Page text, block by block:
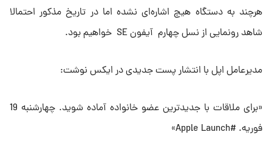
هرچند به دستگاه هیچ اشاره‌ای نشده اما در تاریخ مذکور احتمالا
شاهد رونمایی از نسل چهارم آیفون SE خواهیم بود.
مدیرعامل اپل با انتشار پست جدیدی در ایکس نوشت:
«برای ملاقات با جدیدترین عضو خانواده آماده شوید. چهارشنبه 19
فوریه. #Apple Launch»